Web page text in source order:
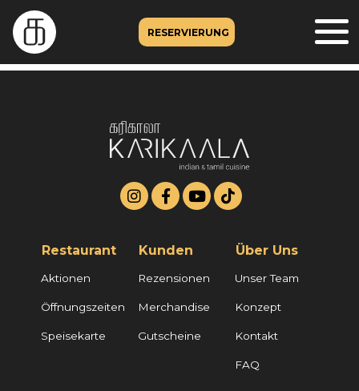
RESERVIERUNG
Restaurant
Aktionen
Öffnungszeiten
Speisekarte
Kunden
Rezensionen
Merchandise
Gutscheine
Über Uns
Unser Team
Konzept
Kontakt
FAQ